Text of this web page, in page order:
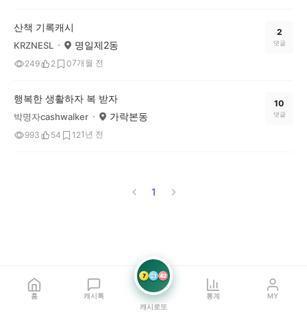
산책 기록캐시
KRZNESL 명일제2동
249 2 07개월 전
2
댓글
행복한 생활하자 복 받자
박명자cashwalker 가락본동
993 54 121년 전
10
댓글
1
홈 캐시톡
7 21 42
캐시로또
통계 MY